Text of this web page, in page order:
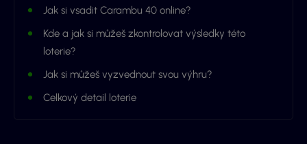
Jak si vsadit Carambu 40 online?
Kde a jak si můžeš zkontrolovat výsledky této
loterie?
Jak si můžeš vyzvednout svou výhru?
Celkový detail loterie